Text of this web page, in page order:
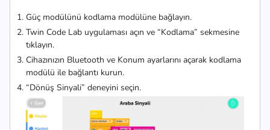
Güç modülünü kodlama modülüne bağlayın.
Twin Code Lab uygulaması açın ve “Kodlama” sekmesine
tıklayın.
Cihazınızın Bluetooth ve Konum ayarlarını açarak kodlama
modülü ile bağlantı kurun.
“Dönüş Sinyali” deneyini seçin.